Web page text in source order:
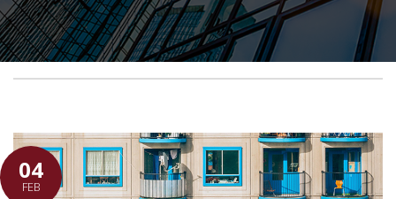
Home Tu Asesor Legal Inmobiliario
04
FEB